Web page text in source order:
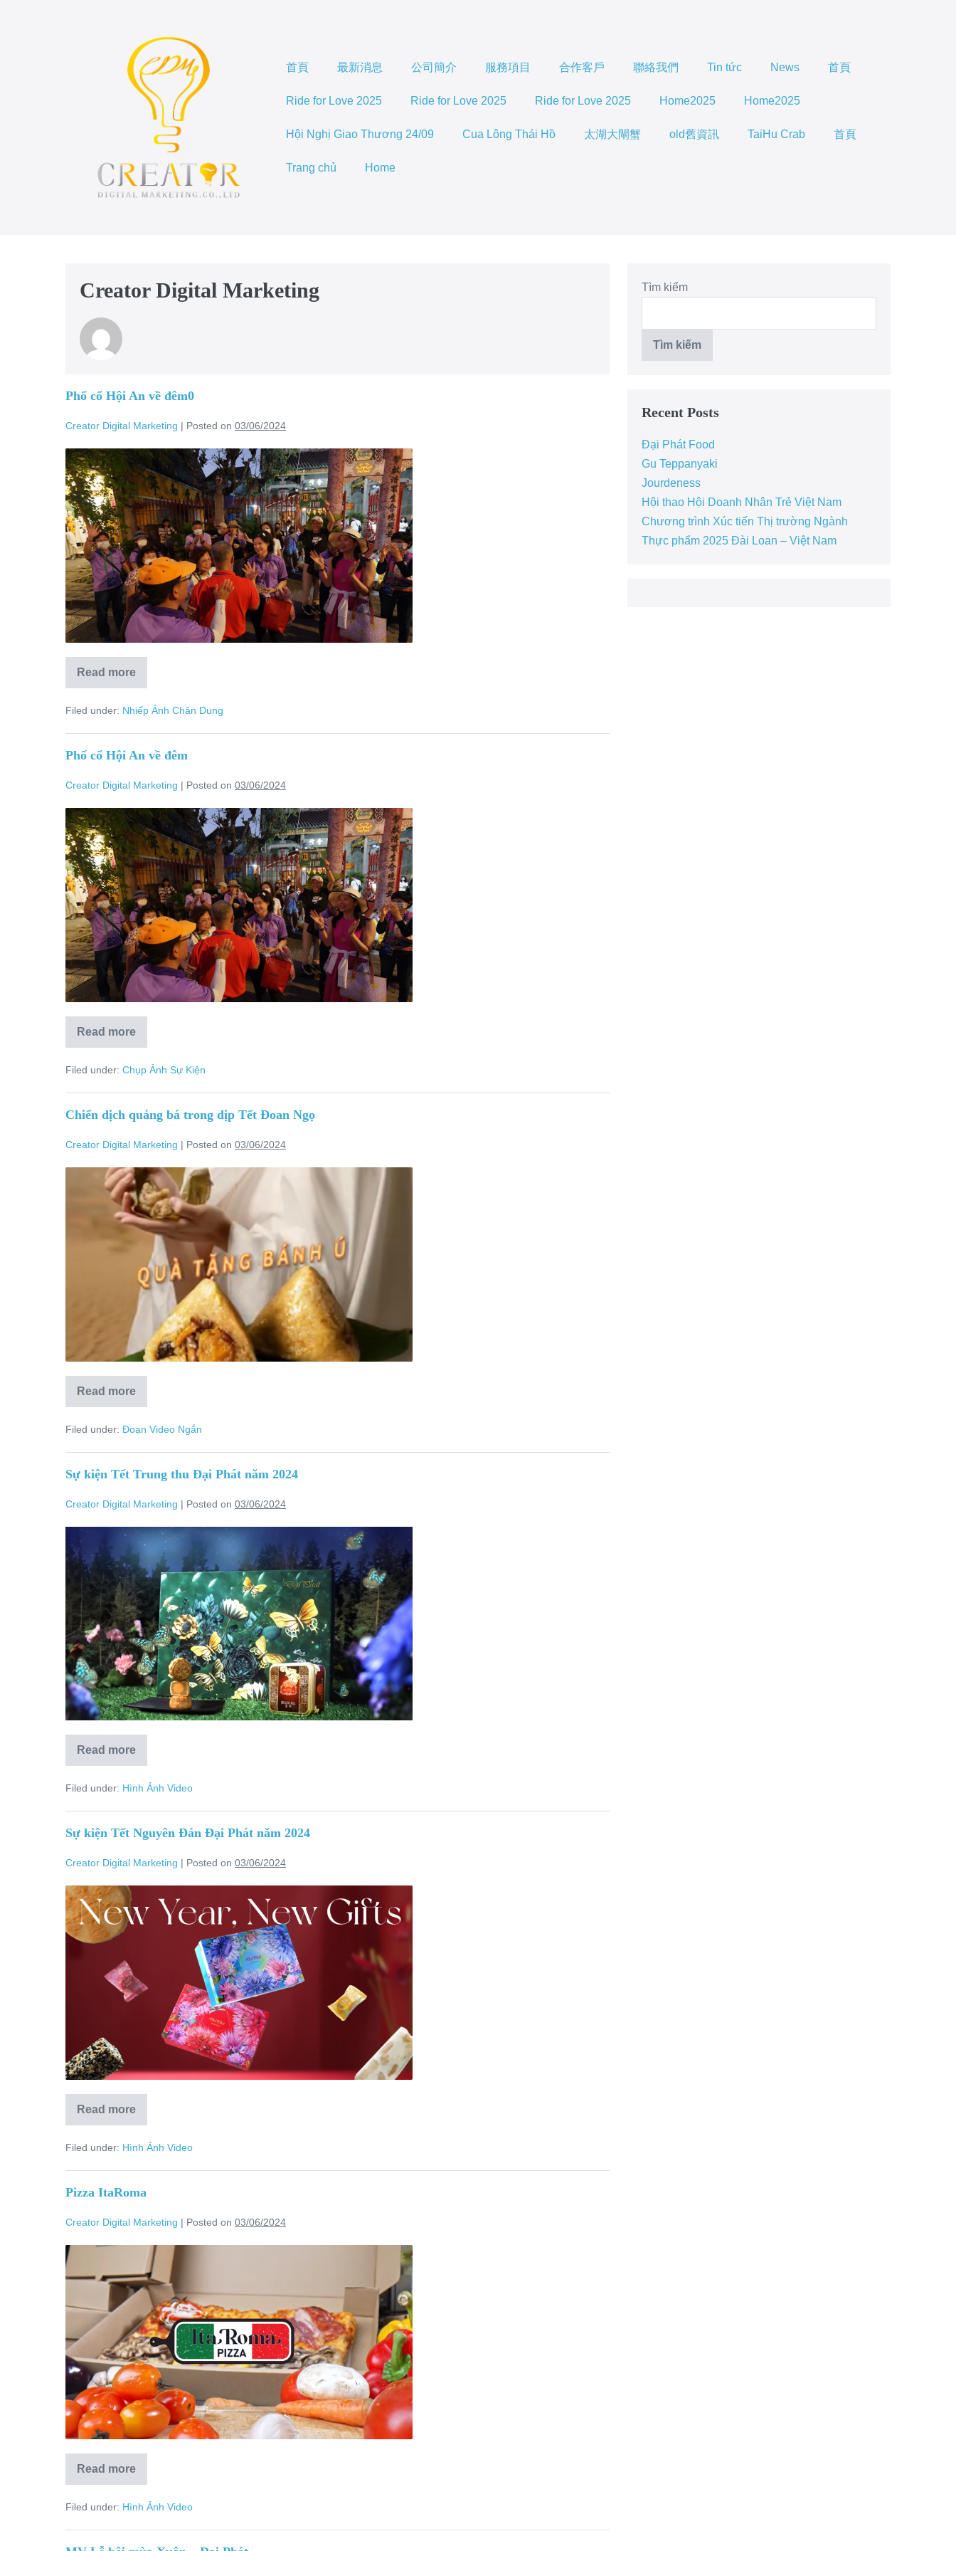
首頁 最新消息 公司簡介 服務項目 合作客戶 聯絡我們 Tin tức News 首頁
Ride for Love 2025 Ride for Love 2025 Ride for Love 2025 Home2025 Home2025
Hội Nghị Giao Thương 24/09 Cua Lông Thái Hồ 太湖大閘蟹 old舊資訊 TaiHu Crab 首頁
Trang chủ Home
Creator Digital Marketing
Phố cổ Hội An về đêm0
Creator Digital Marketing | Posted on 03/06/2024
Read more
Filed under: Nhiếp Ảnh Chân Dung
Phố cổ Hội An về đêm
Creator Digital Marketing | Posted on 03/06/2024
Read more
Filed under: Chụp Ảnh Sự Kiện
Chiến dịch quảng bá trong dịp Tết Đoan Ngọ
Creator Digital Marketing | Posted on 03/06/2024
Read more
Filed under: Đoạn Video Ngắn
Sự kiện Tết Trung thu Đại Phát năm 2024
Creator Digital Marketing | Posted on 03/06/2024
Read more
Filed under: Hình Ảnh Video
Sự kiện Tết Nguyên Đán Đại Phát năm 2024
Creator Digital Marketing | Posted on 03/06/2024
Read more
Filed under: Hình Ảnh Video
Pizza ItaRoma
Creator Digital Marketing | Posted on 03/06/2024
Read more
Filed under: Hình Ảnh Video
Tìm kiếm
Tìm kiếm
Recent Posts
Đại Phát Food
Gu Teppanyaki
Jourdeness
Hội thao Hội Doanh Nhân Trẻ Việt Nam
Chương trình Xúc tiến Thị trường Ngành
Thực phẩm 2025 Đài Loan – Việt Nam